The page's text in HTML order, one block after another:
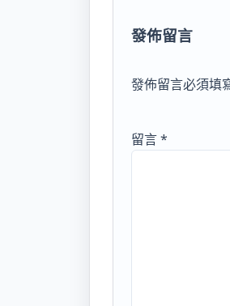
發佈留言
發佈留言必須填
留言*